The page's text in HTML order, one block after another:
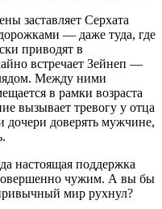
заставляет Серхата
— даже туда, где
приводят в
встречает Зейнеп —
Между ними
в рамки возраста
вызывает тревогу у отца
дочери доверять мужчине,
настоящая поддержка
чужим. А вы бы
мир рухнул?